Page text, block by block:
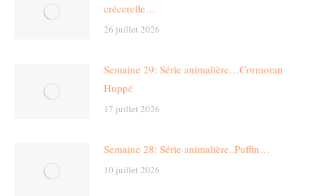
crécerelle…
26 juillet 2026
Semaine 29: Série animalière…Cormoran
Huppé
17 juillet 2026
Semaine 28: Série animalière..Puffin…
10 juillet 2026